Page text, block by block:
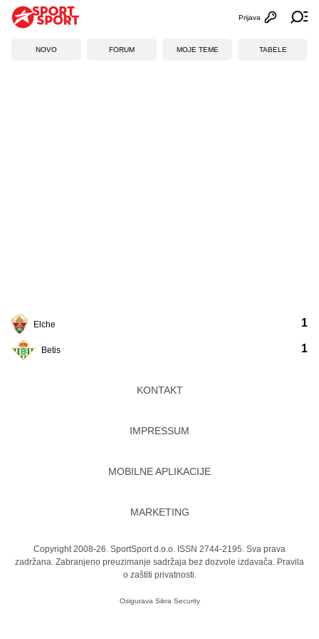
Otvori
Prijava
NOVO FORUM MOJE TEME TABELE
Elche
Betis
1
1
KONTAKT
IMPRESSUM
MOBILNE APLIKACIJE
MARKETING
Copyright 2008-26. SportSport d.o.o. ISSN 2744-2195. Sva prava
zadržana. Zabranjeno preuzimanje sadržaja bez dozvole izdavača. Pravila
o zaštiti privatnosti.
Osigurava Sikra Security